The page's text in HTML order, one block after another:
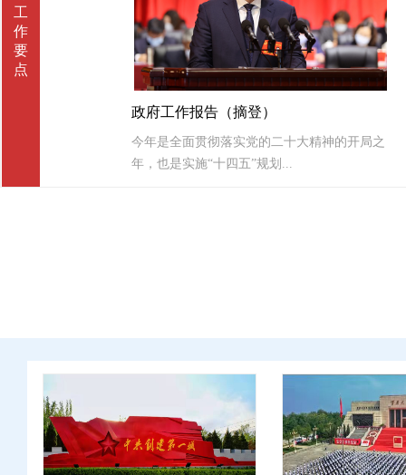
工
作
要
点
政府工作报告（摘登）
今年是全面贯彻落实党的二十大精神的开局之
年，也是实施“十四五”规划...